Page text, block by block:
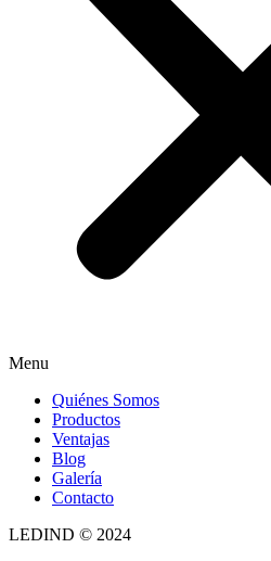
Menu
Quiénes Somos
Productos
Ventajas
Blog
Galería
Contacto
LEDIND © 2024